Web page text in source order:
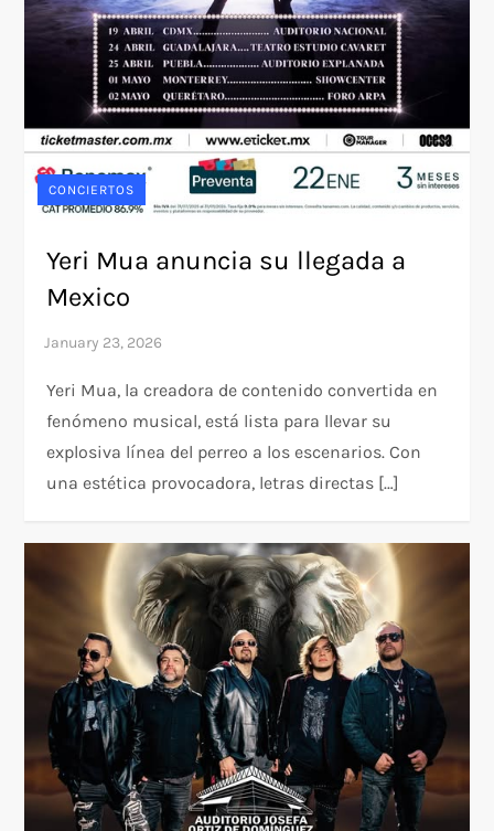
CONCIERTOS
Yeri Mua anuncia su llegada a
Mexico
Yeri Mua, la creadora de contenido convertida en
fenómeno musical, está lista para llevar su
explosiva línea del perreo a los escenarios. Con
una estética provocadora, letras directas […]